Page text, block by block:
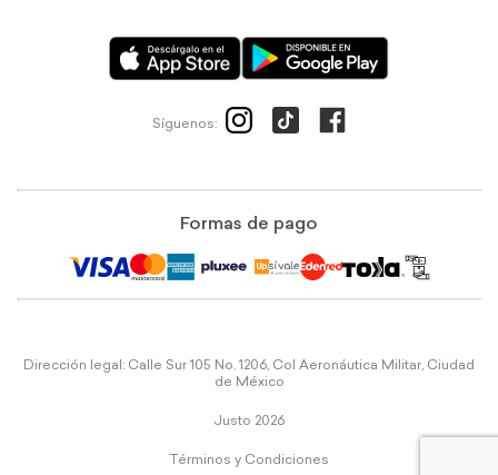
Síguenos:
Formas de pago
Dirección legal: Calle Sur 105 No. 1206, Col Aeronáutica Militar, Ciudad
de México
Justo 2026
Términos y Condiciones